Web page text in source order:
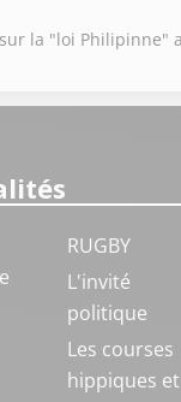
la "loi Philipinne"
RUGBY
L'invité
politique
Les courses
hippiques et